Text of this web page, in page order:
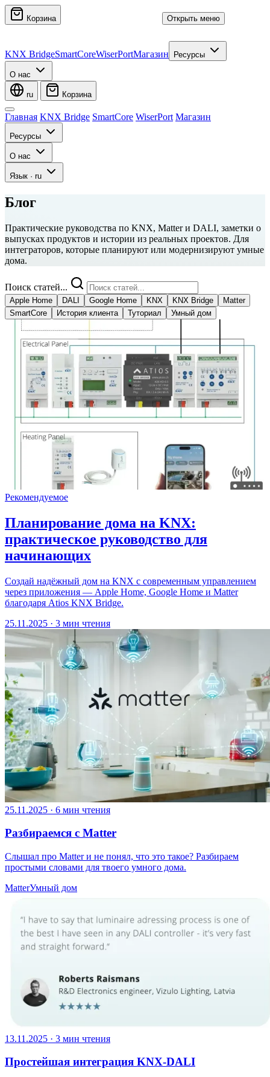
Корзина Открыть меню
KNX BridgeSmartCoreWiserPortМагазин Ресурсы
О нас
ru Корзина
Главная KNX Bridge SmartCore WiserPort Магазин
Ресурсы
О нас
Язык · ru
Блог
Практические руководства по KNX, Matter и DALI, заметки о
выпусках продуктов и истории из реальных проектов. Для
интеграторов, которые планируют или модернизируют умные
дома.
Поиск статей...
Apple Home DALI Google Home KNX KNX Bridge
Matter
SmartCore
История клиента Туториал Умный дом
Рекомендуемое
Планирование дома на KNX:
практическое руководство для
начинающих
Создай надёжный дом на KNX с современным управлением
через приложения — Apple Home, Google Home и Matter
благодаря Atios KNX Bridge.
25.11.2025 · 3 мин чтения
25.11.2025 · 6 мин чтения
Разбираемся с Matter
Слышал про Matter и не понял, что это такое? Разбираем
простыми словами для твоего умного дома.
MatterУмный дом
13.11.2025 · 3 мин чтения
Простейшая интеграция KNX-DALI